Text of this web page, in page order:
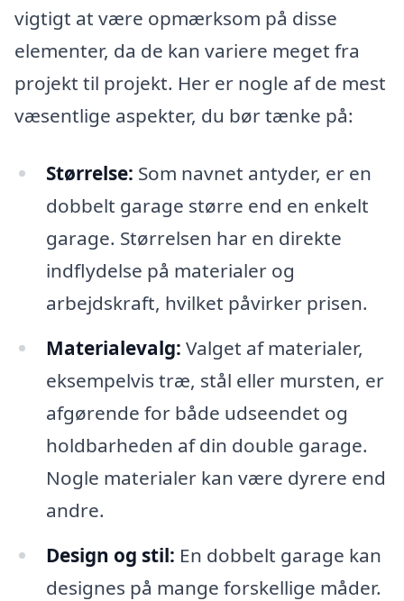
vigtigt at være opmærksom på disse
elementer, da de kan variere meget fra
projekt til projekt. Her er nogle af de mest
væsentlige aspekter, du bør tænke på:
Størrelse: Som navnet antyder, er en
dobbelt garage større end en enkelt
garage. Størrelsen har en direkte
indflydelse på materialer og
arbejdskraft, hvilket påvirker prisen.
Materialevalg: Valget af materialer,
eksempelvis træ, stål eller mursten, er
afgørende for både udseendet og
holdbarheden af din double garage.
Nogle materialer kan være dyrere end
andre.
Design og stil: En dobbelt garage kan
designes på mange forskellige måder.